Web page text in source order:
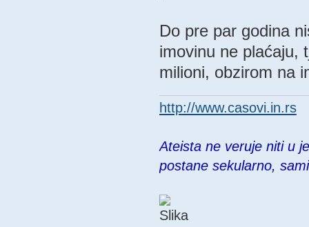
Do pre par godina
imovinu ne plaćaju,
milioni, obzirom na
http://www.casovi.in.rs
Ateista ne veruje niti u
postane sekularno,